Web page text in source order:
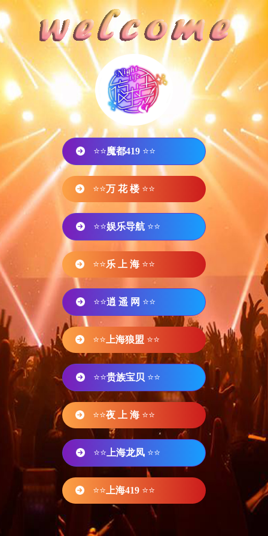
⭐⭐魔都419 ⭐⭐
⭐⭐万 花 楼 ⭐⭐
⭐⭐娱乐导航 ⭐⭐
⭐⭐乐 上 海 ⭐⭐
⭐⭐逍 遥 网 ⭐⭐
⭐⭐ 上海狼盟 ⭐⭐
⭐⭐贵族宝贝 ⭐⭐
⭐⭐夜 上 海 ⭐⭐
⭐⭐ 上海龙凤 ⭐⭐
⭐⭐ 上海419 ⭐⭐